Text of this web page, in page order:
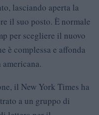
lasciando aperta la
il suo posto. È normale
per scegliere il nuovo
è complessa e affonda
il New York Times ha
a un gruppo di